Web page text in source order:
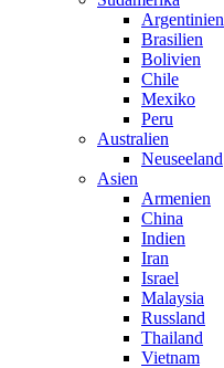
Argentinien
Brasilien
Bolivien
Chile
Mexiko
Peru
Australien
Neuseeland
Asien
Armenien
China
Indien
Iran
Israel
Malaysia
Russland
Thailand
Vietnam